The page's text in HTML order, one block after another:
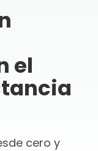
el
cero y